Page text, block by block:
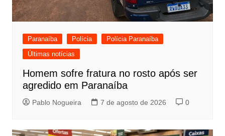
Paranaíba Polícia
Polícia Paranaíba
Últimas notícias
Homem sofre fratura no rosto após ser
agredido em Paranaíba
Pablo Nogueira 7 de agosto de 2026 0